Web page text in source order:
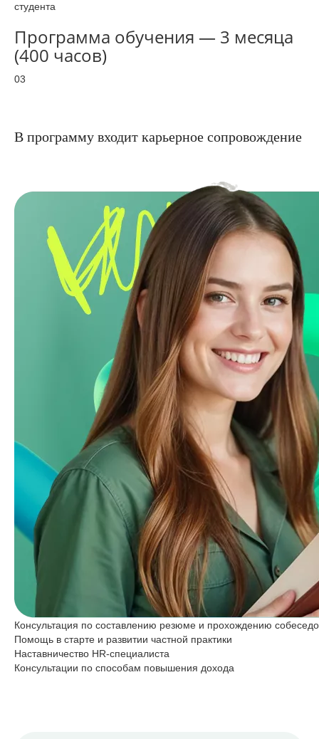
студента
Программа обучения — 3 месяца
(400 часов)
03
В программу входит карьерное сопровождение
Консультация по составлению резюме и прохождению
Помощь в старте и развитии частной практики
Наставничество HR-специалиста
Консультации по способам повышения дохода